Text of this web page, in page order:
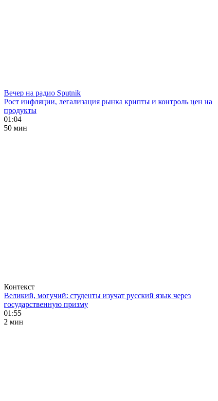
Вечер на радио Sputnik
Рост инфляции, легализация рынка крипты и контроль цен на
продукты
01:04
50 мин
Контекст
Великий, могучий: студенты изучат русский язык через
государственную призму
01:55
2 мин